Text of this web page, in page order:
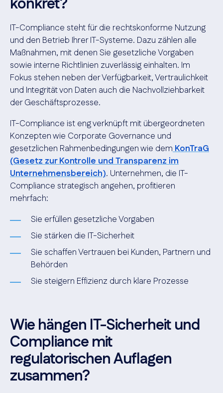
IT-Compliance steht für die rechtskonforme Nutzung
und den Betrieb Ihrer IT-Systeme. Dazu zählen alle
Maßnahmen, mit denen Sie gesetzliche Vorgaben
sowie interne Richtlinien zuverlässig einhalten. Im
Fokus stehen neben der Verfügbarkeit, Vertraulichkeit
und Integrität von Daten auch die Nachvollziehbarkeit
der Geschäftsprozesse.
IT-Compliance ist eng verknüpft mit übergeordneten
Konzepten wie Corporate Governance und
gesetzlichen Rahmenbedingungen wie dem KonTraG
(Gesetz zur Kontrolle und Transparenz im
Unternehmensbereich). Unternehmen, die IT-
Compliance strategisch angehen, profitieren
mehrfach:
Sie erfüllen gesetzliche Vorgaben
Sie stärken die IT-Sicherheit
Sie schaffen Vertrauen bei Kunden, Partnern und
Behörden
Sie steigern Effizienz durch klare Prozesse
Wie hängen IT-Sicherheit und
Compliance mit
regulatorischen Auflagen
zusammen?